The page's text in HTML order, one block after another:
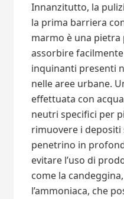
Innanzitutto, la
la prima barriera
marmo è una pietra
assorbire
inquinanti presenti
nelle aree urbane.
effettuata con
neutri specifici per
rimuovere i
penetrino in
evitare l’uso di
come la
l’ammoniaca, che